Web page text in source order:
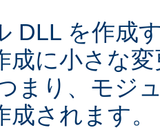
DLL を作成
成に小さな
まり、モジ
成されます